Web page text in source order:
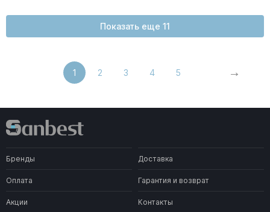
Показать еще 11
1 2 3 4 5
Бренды Доставка
Оплата Гарантия и возврат
Акции Контакты